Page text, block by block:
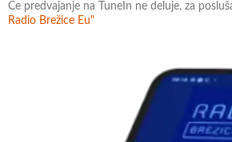
Če predvajanje na TuneIn ne deluje, za
Radio Brežice Eu"